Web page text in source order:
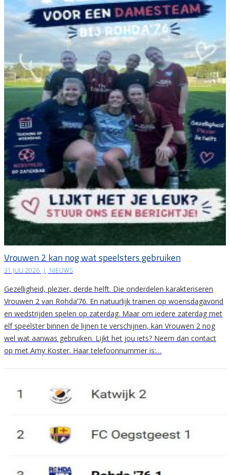
Vrouwen 2 kan nog wat speelsters gebruiken
31 JULI 2026 | NIEUWS
Gezelligheid, plezier, derde helft. Die onderdelen karakteriseren
Vrouwen 2 van Rohda’76. En natuurlijk trainen op woensdagavond
en wedstrijden spelen op zaterdag. Maar om iedere zaterdag met
elf speelster binnen de lijnen te verschijnen, kan Vrouwen 2 nog
wel wat aanwas gebruiken. Lijkt het jou iets? Neem dan contact
op met Amy Koster. Haar telefoonnummer is:…